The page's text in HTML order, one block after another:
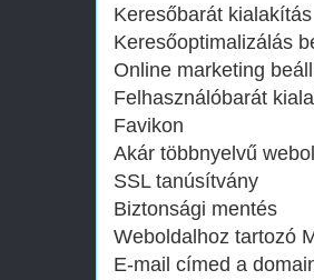
Keresőbarát kialakítás
Keresőoptimalizálás
Online marketing
Felhasználóbarát
Favikon
Akár többnyelvű
SSL tanúsítvány
Biztonsági mentés
Weboldalhoz tartozó
E-mail címed a